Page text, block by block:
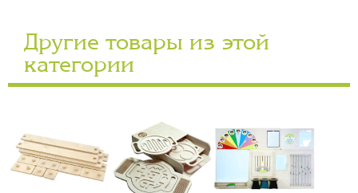
Другие товары из этой
категории